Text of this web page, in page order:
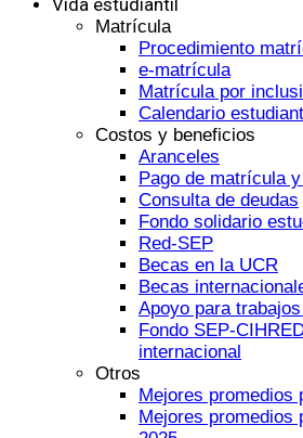
Matrícula
Procedimiento
e-matrícula
Matrícula por
Calendario
Costos y beneficios
Aranceles
Pago de matrícula
Consulta de deudas
Fondo solidario
Red-SEP
Becas en la UCR
Becas
Apoyo para
Fondo SEP-
internacional
Otros
Mejores promedios
Mejores promedios